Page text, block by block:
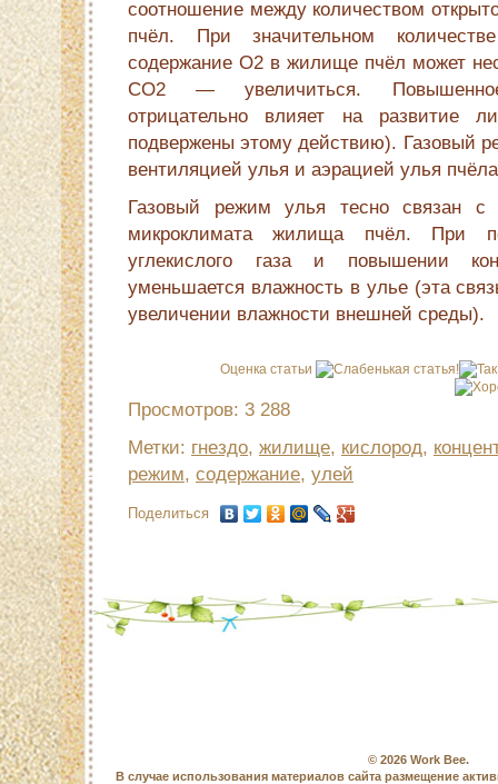
соотношение между количеством
пчёл. При значительном
содержание О2 в жилище пчёл может
СО2 — увеличиться.
отрицательно влияет на развитие
подвержены этому действию). Газовый
вентиляцией улья и аэрацией улья
Газовый режим улья тесно связан с
микроклимата жилища пчёл. При
углекислого газа и повышении
уменьшается влажность в улье (эта
увеличении влажности внешней среды).
Оценка статьи
Просмотров: 3 288
Метки: гнездо, жилище, кислород,
режим, содержание, улей
Поделиться
© 2026 Work Bee.
В случае использования материалов сайта размещение